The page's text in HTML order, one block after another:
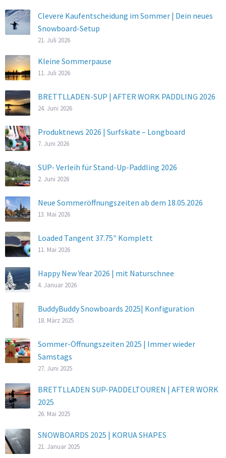
Clevere Kaufentscheidung im Sommer | Dein neues
Snowboard-Setup
21. Juli 2026
Kleine Sommerpause
11. Juli 2026
BRETTLLADEN-SUP | AFTER WORK PADDLING 2026
24. Juni 2026
Produktnews 2026 | Surfskate – Longboard
7. Juni 2026
SUP- Verleih für Stand-Up-Paddling 2026
2. Juni 2026
Neue Sommeröffnungszeiten ab dem 18.05.2026
13. Mai 2026
Loaded Tangent 37.75″ Komplett
11. Mai 2026
Happy New Year 2026 | mit Naturschnee
4. Januar 2026
BuddyBuddy Snowboards 2025| Konfiguration
18. März 2025
Sommer-Öffnungszeiten 2025 | Immer wieder
Samstags
27. Juni 2025
BRETTLLADEN SUP-PADDELTOUREN | AFTER WORK
2025
26. Mai 2025
SNOWBOARDS 2025 | KORUA SHAPES
21. Januar 2025